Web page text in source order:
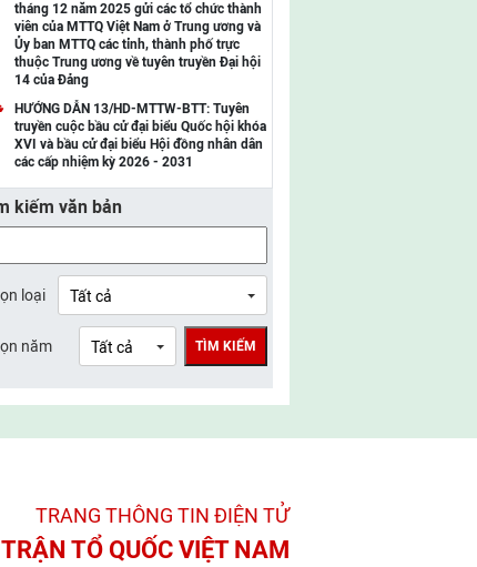
UBMTTQ Việt Nam tỉnh Lạng Sơn
UBMTTQ Việt Nam tỉnh Lai Châu
UBMTTQ Việt Nam tỉnh Điện Biên
UBMTTQ Việt Nam tỉnh Sơn La
UBMTTQ Việt Nam tỉnh Thanh Hóa
UBMTTQ Việt Nam tỉnh Nghệ An
UBMTTQ Việt Nam tỉnh Lào Cai
UBMTTQ Việt Nam tỉnh Thái Nguyên
UBMTTQ Việt Nam tỉnh Bắc Ninh
UBMTTQ Việt Nam tỉnh Ninh Bình
UBMTTQ Việt Nam tỉnh Quảng Trị
tháng 12 năm 2025 gửi các tổ chức thành
viên của MTTQ Việt Nam ở Trung ương và
Ủy ban MTTQ các tỉnh, thành phố trực
thuộc Trung ương về tuyên truyền Đại hội
14 của Đảng
HƯỚNG DẪN 13/HD-MTTW-BTT: Tuyên
truyền cuộc bầu cử đại biểu Quốc hội khóa
XVI và bầu cử đại biểu Hội đồng nhân dân
các cấp nhiệm kỳ 2026 - 2031
kiếm văn bản
loại
năm TÌM KIẾM
TRANG THÔNG TIN ĐIỆN TỬ­
TỔ QUỐC VIỆT NAM